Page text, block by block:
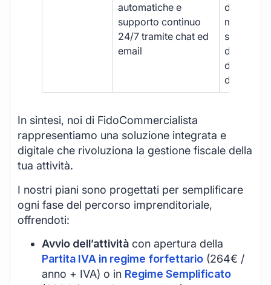
automatiche e
supporto continuo
24/7 tramite chat ed
email
manuale,
supporto
durante
d’ufficio.
In sintesi, noi di FidoCommercialista
rappresentiamo una soluzione integrata e
digitale che rivoluziona la gestione fiscale della
tua attività.
I nostri piani sono progettati per semplificare
ogni fase del percorso imprenditoriale,
offrendoti:
Avvio dell’attività con apertura della
Partita IVA in regime forfettario (264€ /
anno + IVA) o in Regime Semplificato